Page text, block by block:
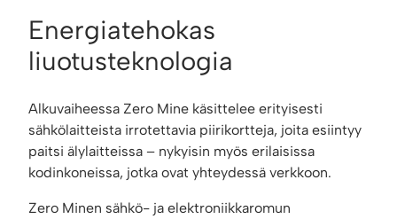
Energiatehokas
liuotusteknologia
Alkuvaiheessa Zero Mine käsittelee erityisesti
sähkölaitteista irrotettavia piirikortteja, joita esiintyy
paitsi älylaitteissa – nykyisin myös erilaisissa
kodinkoneissa, jotka ovat yhteydessä verkkoon.
Zero Minen sähkö- ja elektroniikkaromun